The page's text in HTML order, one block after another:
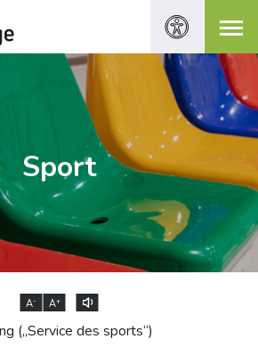
Sport
A- A+
(„Service des sports“)